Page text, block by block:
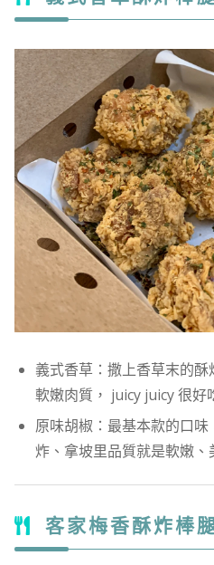
義式香草：撒上香草末的
軟嫩肉質， juicy juicy 很好
原味胡椒：最基本款的口
炸、拿坡里品質就是軟嫩、
客家梅香酥炸棒